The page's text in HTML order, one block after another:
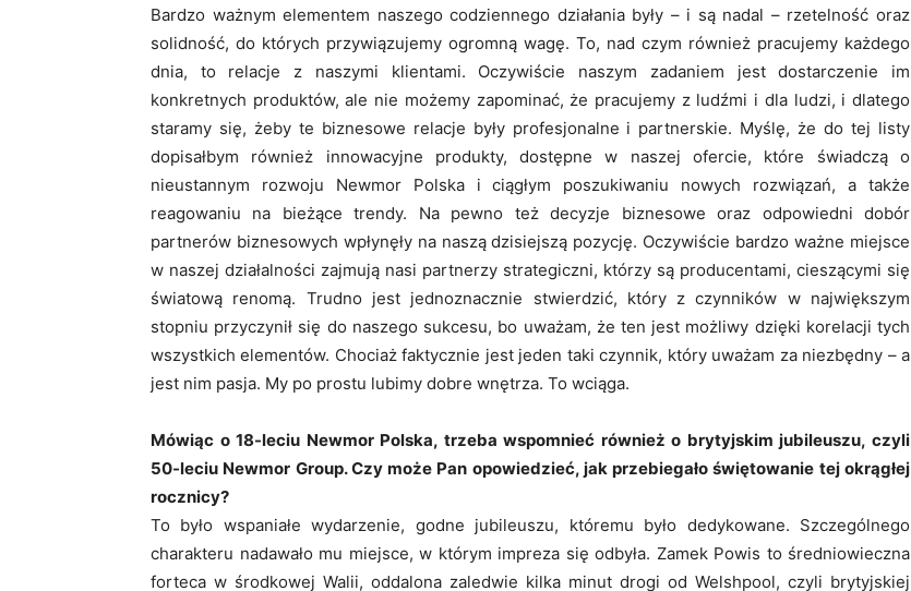
Bardzo ważnym elementem naszego codziennego działania były – i są nadal – rzetelność oraz
solidność, do których przywiązujemy ogromną wagę. To, nad czym również pracujemy każdego
dnia, to relacje z naszymi klientami. Oczywiście naszym zadaniem jest dostarczenie im
konkretnych produktów, ale nie możemy zapominać, że pracujemy z ludźmi i dla ludzi, i dlatego
staramy się, żeby te biznesowe relacje były profesjonalne i partnerskie. Myślę, że do tej listy
dopisałbym również innowacyjne produkty, dostępne w naszej ofercie, które świadczą o
nieustannym rozwoju Newmor Polska i ciągłym poszukiwaniu nowych rozwiązań, a także
reagowaniu na bieżące trendy. Na pewno też decyzje biznesowe oraz odpowiedni dobór
partnerów biznesowych wpłynęły na naszą dzisiejszą pozycję. Oczywiście bardzo ważne miejsce
w naszej działalności zajmują nasi partnerzy strategiczni, którzy są producentami, cieszącymi się
światową renomą. Trudno jest jednoznacznie stwierdzić, który z czynników w największym
stopniu przyczynił się do naszego sukcesu, bo uważam, że ten jest możliwy dzięki korelacji tych
wszystkich elementów. Chociaż faktycznie jest jeden taki czynnik, który uważam za niezbędny – a
jest nim pasja. My po prostu lubimy dobre wnętrza. To wciąga.
Mówiąc o 18-leciu Newmor Polska, trzeba wspomnieć również o brytyjskim jubileuszu, czyli
50-leciu Newmor Group. Czy może Pan opowiedzieć, jak przebiegało świętowanie tej okrągłej
rocznicy?
To było wspaniałe wydarzenie, godne jubileuszu, któremu było dedykowane. Szczególnego
charakteru nadawało mu miejsce, w którym impreza się odbyła. Zamek Powis to średniowieczna
forteca w środkowej Walii, oddalona zaledwie kilka minut drogi od Welshpool, czyli brytyjskiej